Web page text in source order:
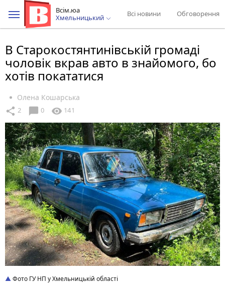
Всім.юа
Хмельницький
Всі новини Обговорення
В Старокостянтинівській громаді
чоловік вкрав авто в знайомого, бо
хотів покататися
Олена Кошарська
share 2 chat_bubble 0 visibility 141
Фото ГУ НП у Хмельницькій області